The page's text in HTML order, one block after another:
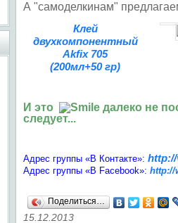
А "самоделкинам"
Клей
двухкомпонентный
Akfix 705
(200мл+50 гр)
И это
далеко не
следует...
Адрес группы «В Контакте»: http://
Адрес группы «В Facebook»: http://
Поделиться…
15.12.2013